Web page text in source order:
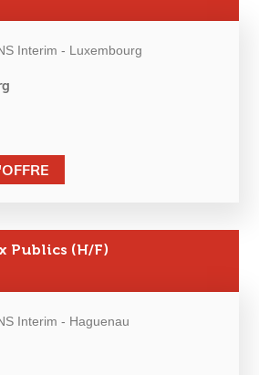
Interim - Luxembourg
Publics (H/F)
Interim - Haguenau